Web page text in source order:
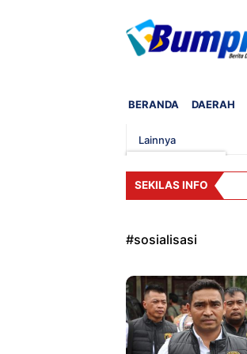
BERANDA DAERAH
Lainnya
SEKILAS INFO
#sosialisasi